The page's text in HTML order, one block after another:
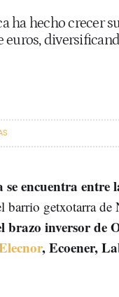
ha hecho crecer
encuentra entre
barrio getxotarra de
brazo inversor de
, Ecoener,